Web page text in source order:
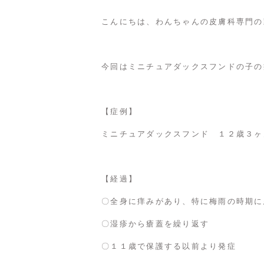
こんにちは、わんちゃんの皮膚科専門
今回はミニチュアダックスフンドの子
【症例】
ミニチュアダックスフンド １２歳３
【経過】
〇全身に痒みがあり、特に梅雨の時期
〇湿疹から瘡蓋を繰り返す
〇１１歳で保護する以前より発症